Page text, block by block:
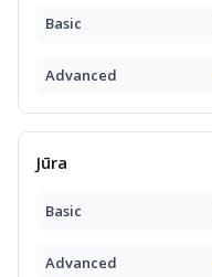
Basic
Advanced
Jūra
Basic
Advanced